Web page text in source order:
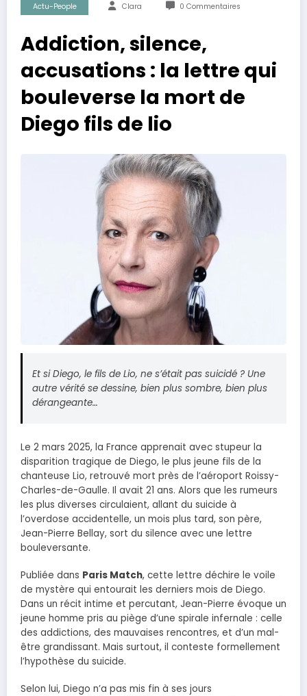
Actu-People Clara 0 Commentaires
Addiction, silence,
accusations : la lettre qui
bouleverse la mort de
Diego fils de lio
Et si Diego, le fils de Lio, ne s’était pas suicidé ? Une
autre vérité se dessine, bien plus sombre, bien plus
dérangeante…
Le 2 mars 2025, la France apprenait avec stupeur la
disparition tragique de Diego, le plus jeune fils de la
chanteuse Lio, retrouvé mort près de l’aéroport Roissy-
Charles-de-Gaulle. Il avait 21 ans. Alors que les rumeurs
les plus diverses circulaient, allant du suicide à
l’overdose accidentelle, un mois plus tard, son père,
Jean-Pierre Bellay, sort du silence avec une lettre
bouleversante.
Publiée dans Paris Match, cette lettre déchire le voile
de mystère qui entourait les derniers mois de Diego.
Dans un récit intime et percutant, Jean-Pierre évoque un
jeune homme pris au piège d’une spirale infernale : celle
des addictions, des mauvaises rencontres, et d’un mal-
être grandissant. Mais surtout, il conteste formellement
l’hypothèse du suicide.
Selon lui, Diego n’a pas mis fin à ses jours